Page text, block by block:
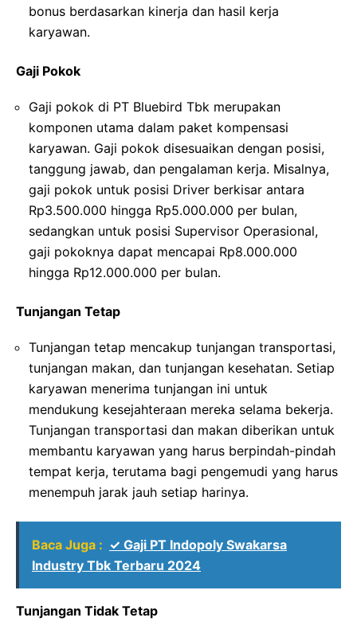
bonus berdasarkan kinerja dan hasil kerja
karyawan.
Gaji Pokok
Gaji pokok di PT Bluebird Tbk merupakan
komponen utama dalam paket kompensasi
karyawan. Gaji pokok disesuaikan dengan posisi,
tanggung jawab, dan pengalaman kerja. Misalnya,
gaji pokok untuk posisi Driver berkisar antara
Rp3.500.000 hingga Rp5.000.000 per bulan,
sedangkan untuk posisi Supervisor Operasional,
gaji pokoknya dapat mencapai Rp8.000.000
hingga Rp12.000.000 per bulan.
Tunjangan Tetap
Tunjangan tetap mencakup tunjangan transportasi,
tunjangan makan, dan tunjangan kesehatan. Setiap
karyawan menerima tunjangan ini untuk
mendukung kesejahteraan mereka selama bekerja.
Tunjangan transportasi dan makan diberikan untuk
membantu karyawan yang harus berpindah-pindah
tempat kerja, terutama bagi pengemudi yang harus
menempuh jarak jauh setiap harinya.
Baca Juga : ✓ Gaji PT Indopoly Swakarsa
Industry Tbk Terbaru 2024
Tunjangan Tidak Tetap